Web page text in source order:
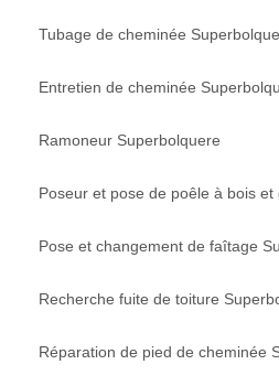
Tubage de cheminée
Entretien de cheminée
Ramoneur Superbolquere
Poseur et pose de poêle à bois
Pose et changement de faîtage
Recherche fuite de toiture
Réparation de pied de cheminée